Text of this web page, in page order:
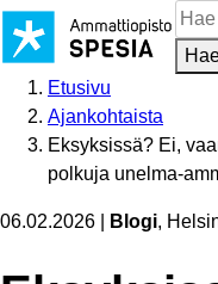
Siirry
sisältöön
Hae
Etusivu
Ajankohtaista
Eksyksissä? Ei,
polkuja unelma-
06.02.2026 Blogi,